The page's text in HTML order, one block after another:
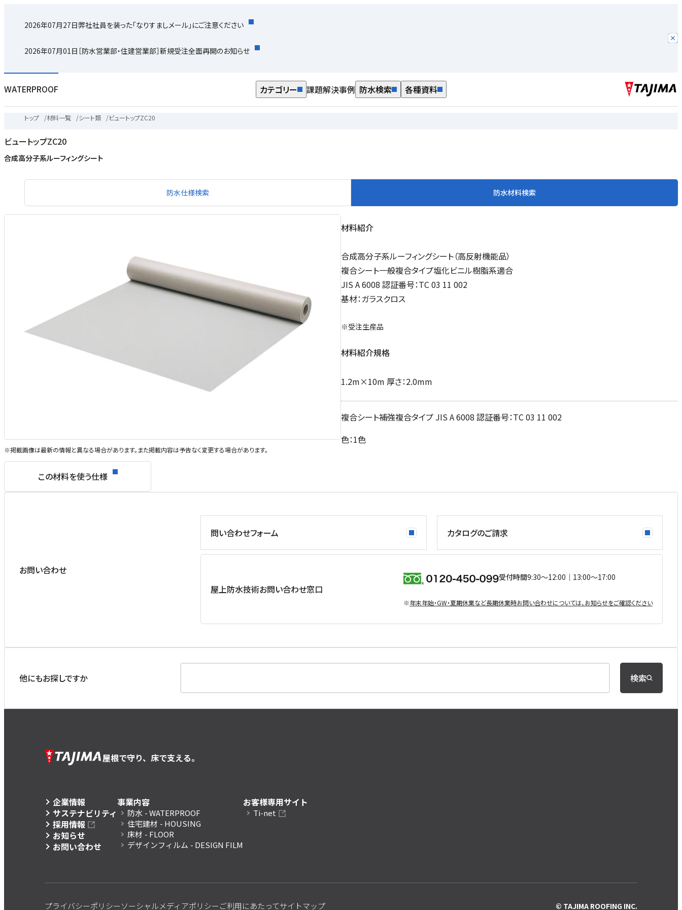
2026年07月27日弊社社員を装った「なりすましメール」にご注意ください
2026年07月01日 ［防水営業部・住建営業部］新規受注全面再開のお知らせ
WATERPROOF カテゴリー 課題解決事例 防水検索 各種資料
トップ /材料一覧 /シート類 /ビュートップZC20
ビュートップZC20
合成高分子系ルーフィングシート
防水仕様検索 防水材料検索
※掲載画像は最新の情報と異なる場合があります。また掲載内容は予告なく変更する場合があります。
この材料を使う仕様
材料紹介
合成高分子系ルーフィングシート（高反射機能品）
複合シート一般複合タイプ塩化ビニル樹脂系適合
JIS A 6008 認証番号：TC 03 11 002
基材：ガラスクロス
※受注生産品
材料紹介規格
1.2m×10m 厚さ：2.0mm
複合シート補強複合タイプ JIS A 6008 認証番号：TC 03 11 002
色：1色
お問い合わせ
問い合わせフォーム カタログのご請求
屋上防水技術お問い合わせ窓口
受付時間9:30〜12:00｜13:00〜17:00
※年末年始・GW・夏期休業など⻑期休業時お問い合わせについては、お知らせをご確認ください
他にもお探しですか 検索
屋根で守り、床で支える。
企業情報
サステナビリティ
採用情報
お知らせ
お問い合わせ
事業内容
防水 - WATERPROOF
住宅建材 - HOUSING
床材 - FLOOR
デザインフィルム - DESIGN FILM
お客様専用サイト
Ti-net
プライバシーポリシーソーシャルメディアポリシーご利用にあたってサイトマップ © TAJIMA ROOFING INC.